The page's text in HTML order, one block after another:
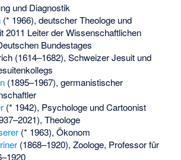
und Diagnostik
(* 1966), deutscher Theologe und
2011 Leiter der Wissenschaftlichen
Bundestages
(1614–1682), Schweizer Jesuit und
(1895–1967), germanistischer
(* 1942), Psychologe und Cartoonist
Theologe
(* 1963), Ökonom
(1868–1920), Zoologe, Professor für